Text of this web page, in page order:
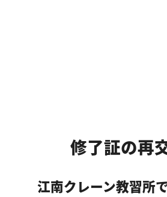
修了証の再
江南クレーン教習所